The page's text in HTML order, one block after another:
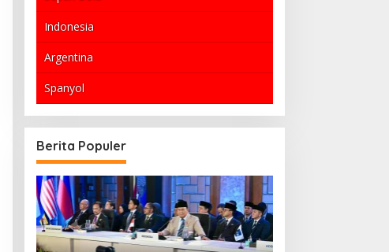
Indonesia
Argentina
Spanyol
Berita Populer